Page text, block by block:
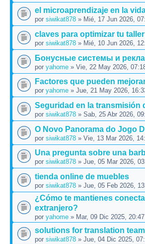
el microaprendizaje en la
por siwikat878 » Mié, 17 Jun 2026,
claves para optimizar tu taller
por siwikat878 » Mié, 10 Jun 2026,
Бонусные системы и
por yahome » Vie, 22 May 2026,
Factores que pueden
por yahome » Jue, 21 May 2026,
Seguridad en la transmisión
por siwikat878 » Sab, 25 Abr 2026,
O Novo Panorama do Jogo
por siwikat878 » Vie, 13 Mar 2026,
Una pregunta sobre una
por siwikat878 » Jue, 05 Mar 2026,
tienda online de muebles
por siwikat878 » Jue, 05 Feb 2026,
¿Cómo te mantienes
extranjero?
por yahome » Mar, 09 Dic 2025, 20:47
solutions for translation
por siwikat878 » Jue, 04 Dic 2025,